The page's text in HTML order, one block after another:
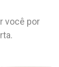
você por